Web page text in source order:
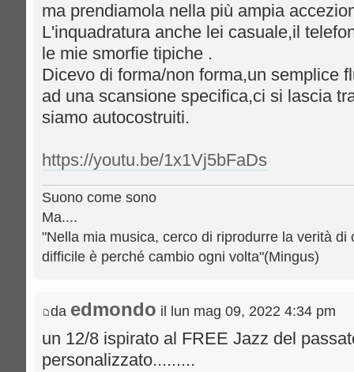
ma prendiamola nella più ampia
L'inquadratura anche lei casuale,il
le mie smorfie tipiche .
Dicevo di forma/non forma,un semplice
ad una scansione specifica,ci si lascia
siamo autocostruiti.
https://youtu.be/1x1Vj5bFaDs
Suono come sono
Ma....
"Nella mia musica, cerco di riprodurre la verità
difficile è perché cambio ogni volta"(Mingus)
da edmondo il lun mag 09, 2022 4:34 pm
un 12/8 ispirato al FREE Jazz del
personalizzato.........